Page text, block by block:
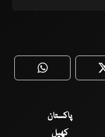
WhatsApp
پاکستان
کھیل